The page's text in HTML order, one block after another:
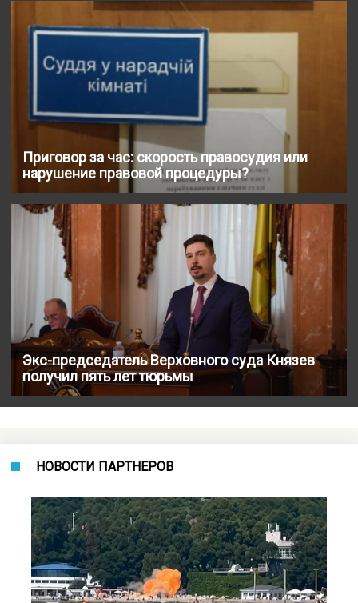
Приговор за час: скорость правосудия или
нарушение правовой процедуры?
Экс-председатель Верховного суда Князев
получил пять лет тюрьмы
НОВОСТИ ПАРТНЕРОВ